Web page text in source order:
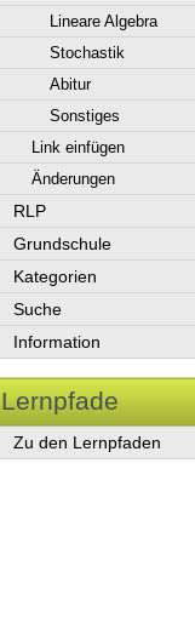
Lineare Algebra
Stochastik
Abitur
Sonstiges
Link einfügen
Änderungen
RLP
Grundschule
Kategorien
Suche
Information
Lernpfade
Zu den Lernpfaden